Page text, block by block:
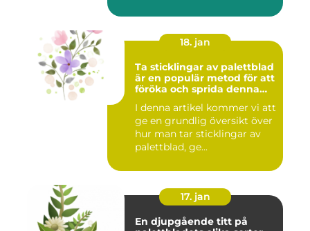
18. jan
Ta sticklingar av palettblad
är en populär metod för att
föröka och sprida denna
I denna artikel kommer vi att
ge en grundlig översikt över
hur man tar sticklingar av
palettblad, ge...
17. jan
En djupgående titt på